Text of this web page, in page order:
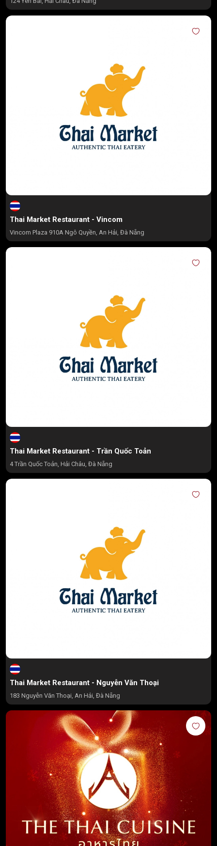
Thai Market Restaurant - Vincom
Vincom Plaza 910A Ngô Quyền, An Hải, Đà Nẵng
Thai Market Restaurant - Trần Quốc Toản
4 Trần Quốc Toản, Hải Châu, Đà Nẵng
Thai Market Restaurant - Nguyễn Văn Thoại
183 Nguyễn Văn Thoại, An Hải, Đà Nẵng